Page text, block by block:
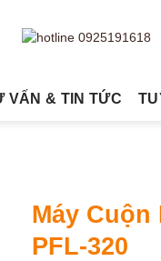
VẤN & TIN TỨC
Máy
PFL-320